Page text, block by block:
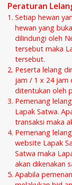
Peraturan
Setiap hewan
hewan yang
dilindungi oleh
tersebut maka
tersebut.
Peserta lelang
jam / 1 x 24 jam
ditentukan oleh
Pemenang
Lapak Satwa.
transaksi maka
Pemenang
website Lapak
Satwa maka
akan dikenakan
Apabila